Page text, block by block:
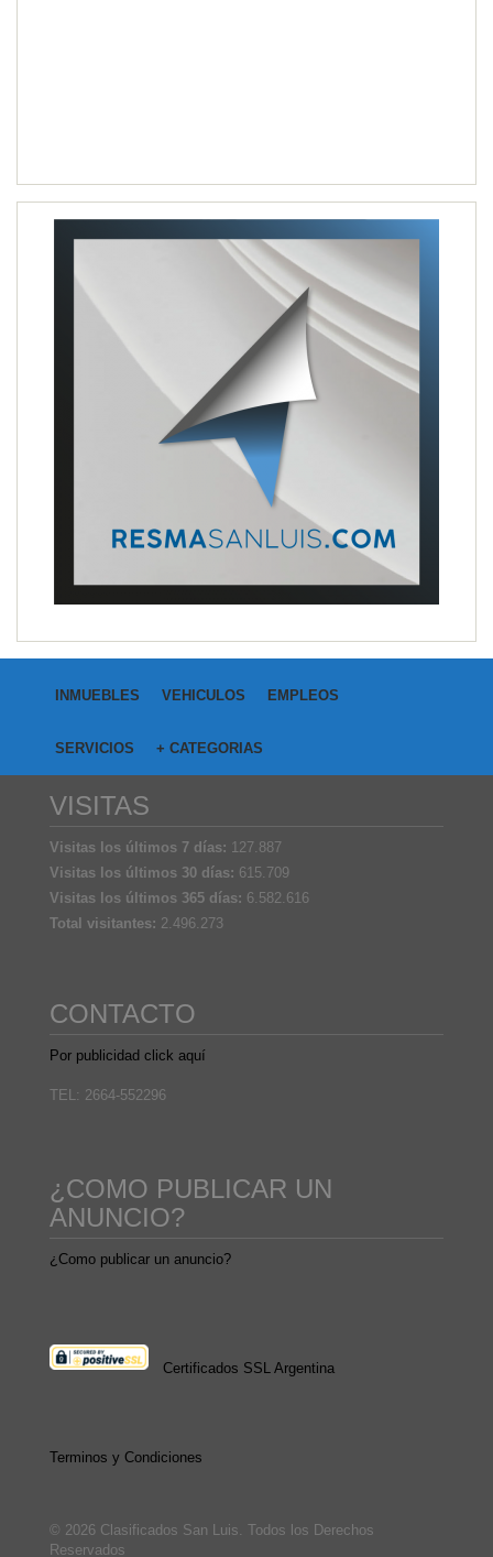
INMUEBLES VEHICULOS EMPLEOS
SERVICIOS + CATEGORIAS
VISITAS
Visitas los últimos 7 días: 127.887
Visitas los últimos 30 días: 615.709
Visitas los últimos 365 días: 6.582.616
Total visitantes: 2.496.273
CONTACTO
Por publicidad click aquí
TEL: 2664-552296
¿COMO PUBLICAR UN
ANUNCIO?
¿Como publicar un anuncio?
Certificados SSL Argentina
Terminos y Condiciones
© 2026 Clasificados San Luis. Todos los Derechos
Reservados